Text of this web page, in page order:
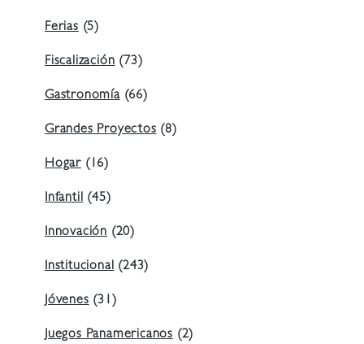
Ferias (5)
Fiscalización (73)
Gastronomía(66)
Grandes Proyectos (8)
Hogar (16)
Infantil (45)
Innovación (20)
Institucional (243)
Jóvenes (31)
Juegos Panamericanos (2)